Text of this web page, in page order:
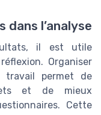
dans l’analyse
il est utile
Organiser
travail permet de
et de mieux
Cette